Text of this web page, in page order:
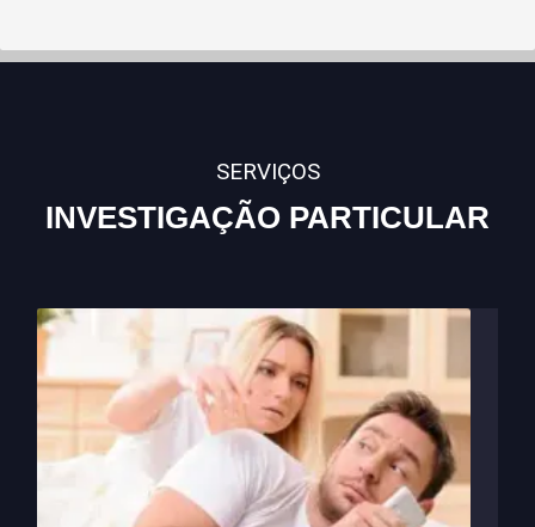
SERVIÇOS
INVESTIGAÇÃO PARTICULAR